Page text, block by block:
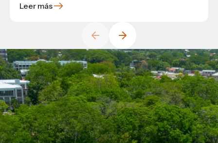
Leer más
Leer más
Leer más